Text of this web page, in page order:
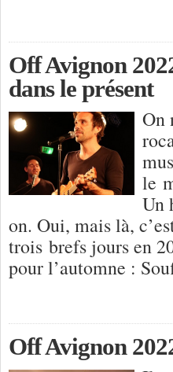
Off Avignon
dans le présent
On
le
Un
on. Oui, mais là,
trois brefs jours en
pour l’automne :
Off Avignon